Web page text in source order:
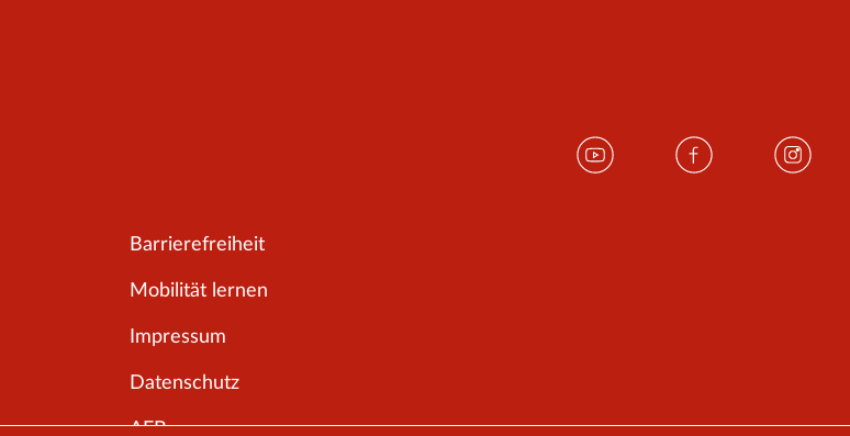
Barrierefreiheit
Mobilität lernen
Impressum
Datenschutz
AEB